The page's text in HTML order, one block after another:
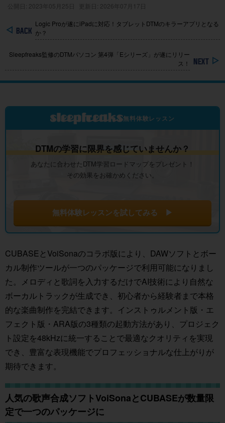
公開日: 2023年05月25日 更新日: 2026年07月17日
Logic Proが遂にiPadに対応！タブレットDTMのキラーアプリとなる
か？
Sleepfreaks監修のDTMパソコン 第4弾「Eシリーズ」が遂にリリー
ス！
無料体験レッスン
DTMの学習に限界を感じていませんか？
あなたに合わせたDTM学習ロードマップをプレゼント！
その効果をお確かめください。
無料体験レッスンを試してみる ▶
CUBASEとVoiSonaのコラボ版により、DAWソフトとボー
カル制作ツールが一つのパッケージで利用可能になりまし
た。メロディと歌詞を入力するだけでAI技術により自然な
ボーカルトラックが生成でき、初心者から経験者まで本格
的な楽曲制作を完結できます。インストゥルメント版・エ
フェクト版・ARA版の3種類の起動方法があり、プロジェク
ト設定を48kHzに統一することで最適なクオリティを実現
でき、豊富な表現機能でプロフェッショナルな仕上がりが
期待できます。
人気の歌声合成ソフトVoiSonaとCUBASEが数量限
定で一つのパッケージに